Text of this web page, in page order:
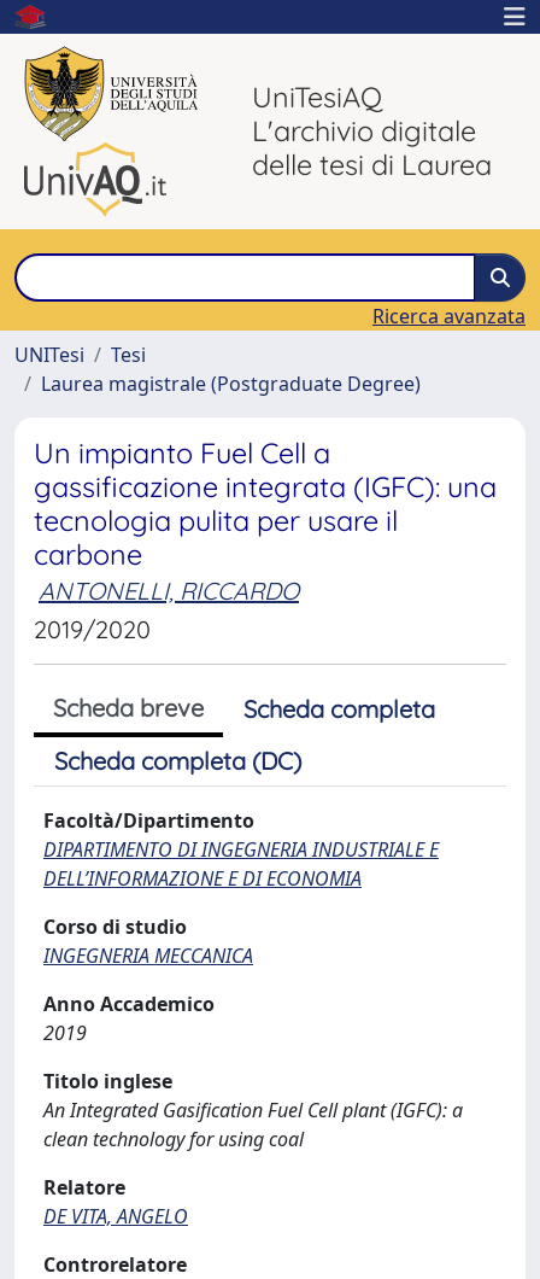
UniTesiAQ
L'archivio digitale
delle tesi di Laurea
Ricerca avanzata
UNITesi
Tesi
Laurea magistrale (Postgraduate Degree)
Un impianto Fuel Cell a
gassificazione integrata (IGFC): una
tecnologia pulita per usare il
carbone
ANTONELLI, RICCARDO
2019/2020
Scheda breve
Scheda completa
Scheda completa (DC)
Facoltà/Dipartimento
DIPARTIMENTO DI INGEGNERIA INDUSTRIALE E
DELL’INFORMAZIONE E DI ECONOMIA
Corso di studio
INGEGNERIA MECCANICA
Anno Accademico
2019
Titolo inglese
An Integrated Gasification Fuel Cell plant (IGFC): a
clean technology for using coal
Relatore
DE VITA, ANGELO
Controrelatore